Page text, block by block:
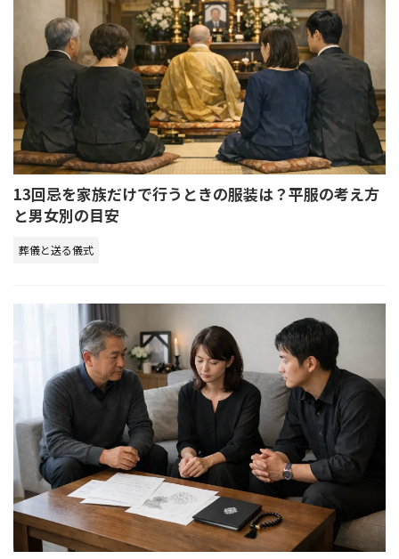
13回忌を家族だけで行うときの服装は？平服の考え方
と男女別の目安
葬儀と送る儀式